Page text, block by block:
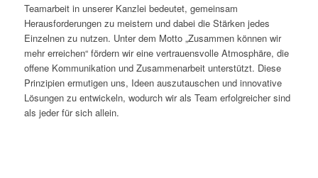
Teamarbeit in unserer Kanzlei bedeutet, gemeinsam
Herausforderungen zu meistern und dabei die Stärken jedes
Einzelnen zu nutzen. Unter dem Motto „Zusammen können wir
mehr erreichen“ fördern wir eine vertrauensvolle Atmosphäre, die
offene Kommunikation und Zusammenarbeit unterstützt. Diese
Prinzipien ermutigen uns, Ideen auszutauschen und innovative
Lösungen zu entwickeln, wodurch wir als Team erfolgreicher sind
als jeder für sich allein.